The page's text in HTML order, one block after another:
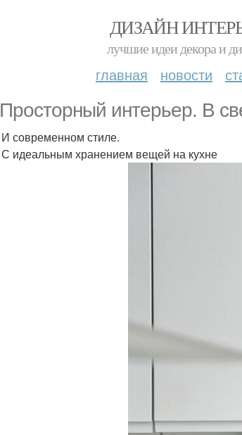
ДИЗАЙН
лучшие идеи декора и
главная новости
Просторный интерьер. В
И современном стиле.
С идеальным хранением вещей на кухне